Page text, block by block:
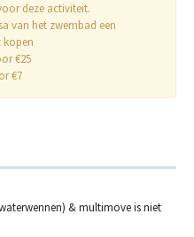
deze activiteit.
van het zwembad een
kopen
€25
€7
& multimove is niet